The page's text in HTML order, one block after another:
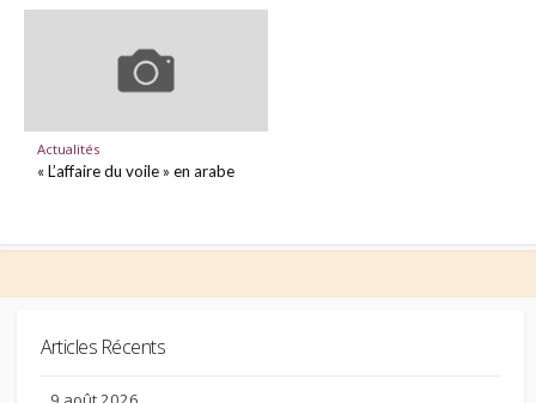
Actualités
« L’affaire du voile » en arabe
Articles Récents